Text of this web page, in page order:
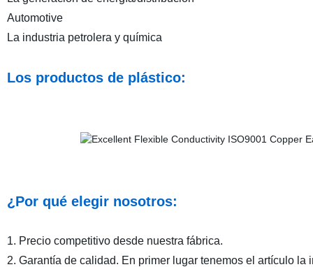
Automotive
La industria petrolera y química
Los productos de plástico:
¿Por qué elegir nosotros:
1. Precio competitivo desde nuestra fábrica.
2. Garantía de calidad. En primer lugar tenemos el artículo